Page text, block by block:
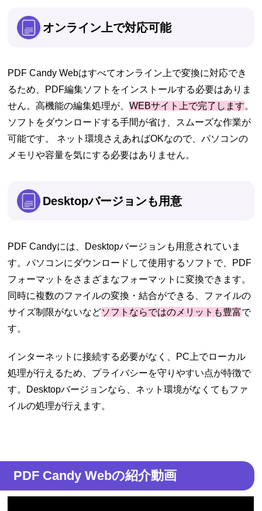
オンライン上で対応可能
PDF Candy Webはすべてオンライン上で変換に対応でき
るため、PDF編集ソフトをインストールする必要はありま
せん。高機能の編集処理が、WEBサイト上で完了します。
ソフトをダウンロードする手間が省け、スムーズな作業が
可能です。 ネット環境さえあればOKなので、パソコンの
メモリや容量を気にする必要はありません。
Desktopバージョンも用意
PDF Candyには、Desktopバージョンも用意されていま
す。パソコンにダウンロードして使用するソフトで、PDF
フォーマットをさまざまなフォーマットに変換できます。
同時に複数のファイルの変換・結合ができる、ファイルの
サイズ制限がないなどソフトならではのメリットも豊富で
す。
インターネットに接続する必要がなく、PC上でローカル
処理が行えるため、プライバシーを守りやすい点が特徴で
す。Desktopバージョンなら、ネット環境がなくてもファ
イルの処理が行えます。
PDF Candy Webの紹介動画